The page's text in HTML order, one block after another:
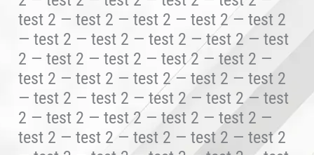
test 2 — test 2 — test 2 — test 2 — test 2
— test 2 — test 2 — test 2 — test 2 — test
2 — test 2 — test 2 — test 2 — test 2 —
test 2 — test 2 — test 2 — test 2 — test 2
— test 2 — test 2 — test 2 — test 2 — test
2 — test 2 — test 2 — test 2 — test 2 —
test 2 — test 2 — test 2 — test 2 — test 2